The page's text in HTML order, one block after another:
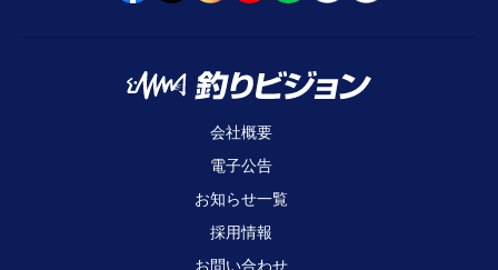
会社概要
電子公告
お知らせ一覧
採用情報
お問い合わせ